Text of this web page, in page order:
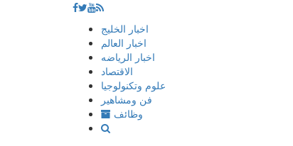
إذهب
المحتوى
اخبار الخليج
اخبار العالم
اخبار الرياضه
الاقتصاد
علوم وتكنولوجيا
فن ومشاهير
وظائف